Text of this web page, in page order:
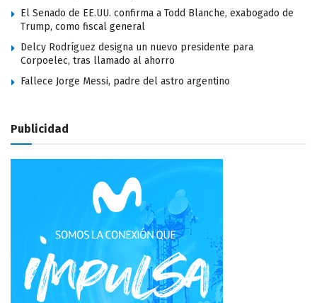
El Senado de EE.UU. confirma a Todd Blanche, exabogado de
Trump, como fiscal general
Delcy Rodríguez designa un nuevo presidente para
Corpoelec, tras llamado al ahorro
Fallece Jorge Messi, padre del astro argentino
Publicidad